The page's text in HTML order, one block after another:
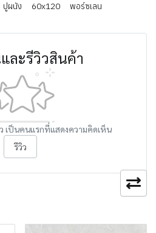
ปูผนัง 60x120
พอร์ซเลน
ละรีวิวสินค้า
เป็นคนแรกที่แสดงความคิดเห็น
รีวิว